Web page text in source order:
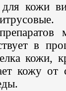
кожи
в
кожи,
кожу от